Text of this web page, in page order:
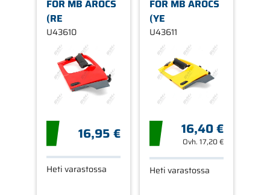
FOR MB AROCS
(RE
U43610
16,95 €
Heti varastossa
FOR MB AROCS
(YE
U43611
16,40 €
Ovh.17,20 €
Heti varastossa